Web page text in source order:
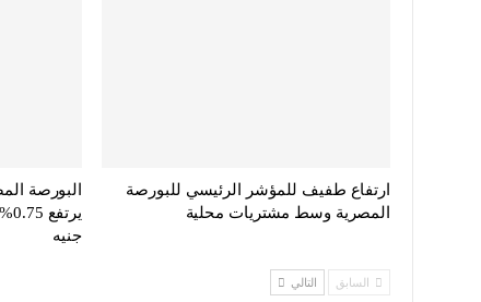
ارتفاع طفيف للمؤشر الرئيسي للبورصة
المصرية وسط مشتريات محلية
جنيه
السابق التالي